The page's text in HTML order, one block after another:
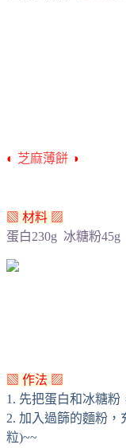
◐ 芝麻薄餅 ◑
▧ 材料 ▨
蛋白230g 冰糖粉
▧ 作法 ▨
1. 先把蛋白和冰糖粉
2. 加入過篩的麵粉
粒)~~